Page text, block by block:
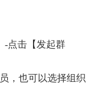
-点击【发起群
，也可以选择组织